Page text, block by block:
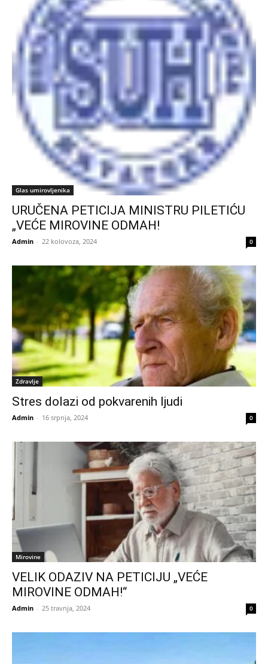
Glas umirovljenika
URUČENA PETICIJA MINISTRU PILETIĆU
„VEĆE MIROVINE ODMAH!
Admin - 22 kolovoza, 2024 0
Zdravlje
Stres dolazi od pokvarenih ljudi
Admin - 16 srpnja, 2024 0
Mirovine
VELIK ODAZIV NA PETICIJU „VEĆE
MIROVINE ODMAH!“
Admin - 25 travnja, 2024 0